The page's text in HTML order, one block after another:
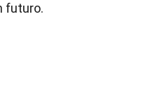
futuro.